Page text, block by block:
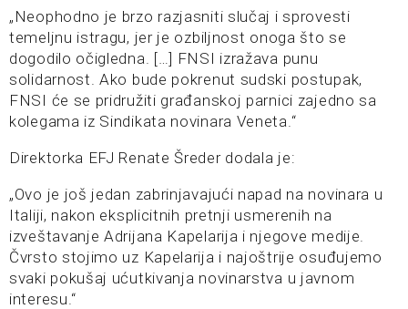
„Neophodno je brzo razjasniti slučaj i sprovesti
temeljnu istragu, jer je ozbiljnost onoga što se
dogodilo očigledna. […] FNSI izražava punu
solidarnost. Ako bude pokrenut sudski postupak,
FNSI će se pridružiti građanskoj parnici zajedno sa
kolegama iz Sindikata novinara Veneta.“
Direktorka EFJ Renate Šreder dodala je:
„Ovo je još jedan zabrinjavajući napad na novinara u
Italiji, nakon eksplicitnih pretnji usmerenih na
izveštavanje Adrijana Kapelarija i njegove medije.
Čvrsto stojimo uz Kapelarija i najoštrije osuđujemo
svaki pokušaj ućutkivanja novinarstva u javnom
interesu.“